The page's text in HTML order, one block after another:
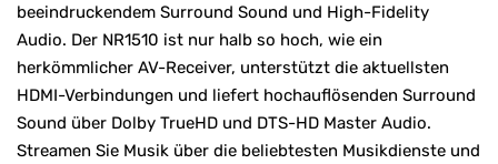
beeindruckendem Surround Sound und High-Fidelity
Audio. Der NR1510 ist nur halb so hoch, wie ein
herkömmlicher AV-Receiver, unterstützt die aktuellsten
HDMI-Verbindungen und liefert hochauflösenden Surround
Sound über Dolby TrueHD und DTS-HD Master Audio.
Streamen Sie Musik über die beliebtesten Musikdienste und